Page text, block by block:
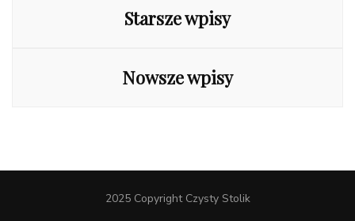
Starsze wpisy
Nowsze wpisy
2025 Copyright Czysty Stolik